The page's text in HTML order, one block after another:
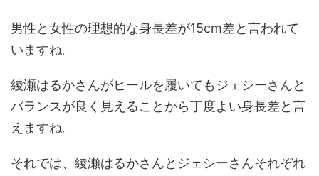
男性と女性の理想的な身長差が15cm差と言われて
いますね。
綾瀬はるかさんがヒールを履いてもジェシーさんと
バランスが良く見えることから丁度よい身長差と言
えますね。
それでは、綾瀬はるかさんとジェシーさんそれぞれ